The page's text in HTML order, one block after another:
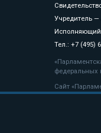
Учредитель —
Исполняющий
Тел.: +7 (495)
федеральных
Сайт